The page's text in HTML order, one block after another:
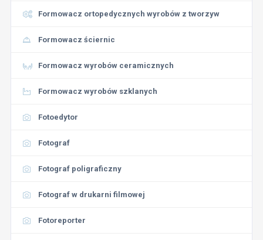
Formowacz ortopedycznych wyrobów z tworzyw
Formowacz ściernic
Formowacz wyrobów ceramicznych
Formowacz wyrobów szklanych
Fotoedytor
Fotograf
Fotograf poligraficzny
Fotograf w drukarni filmowej
Fotoreporter